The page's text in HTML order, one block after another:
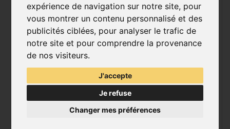
expérience de navigation sur notre site, pour
vous montrer un contenu personnalisé et des
publicités ciblées, pour analyser le trafic de
notre site et pour comprendre la provenance
de nos visiteurs.
J'accepte
Je refuse
Changer mes préférences